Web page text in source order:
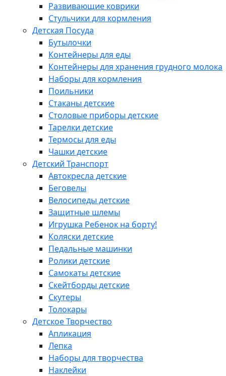
Развивающие коврики
Стульчики для кормления
Детская Посуда
Бутылочки
Контейнеры для еды
Контейнеры для хранения грудного молока
Наборы для кормления
Поильники
Стаканы детские
Столовые приборы детские
Тарелки детские
Термосы для еды
Чашки детские
Детский Транспорт
Автокресла детские
Беговелы
Велосипеды детские
Защитные шлемы
Игрушка Ребенок на борту!
Коляски детские
Педальные машинки
Ролики детские
Самокаты детские
Скейтборды детские
Скутеры
Толокары
Детское Творчество
Апликация
Лепка
Наборы для творчества
Наклейки